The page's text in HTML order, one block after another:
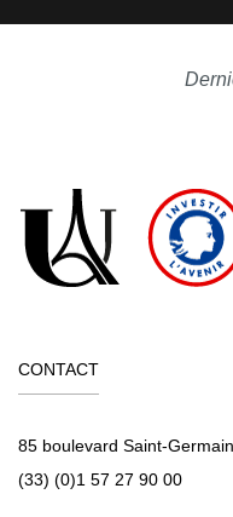
CONTACT
85 boulevard Saint-
(33) (0)1 57 27 90 00